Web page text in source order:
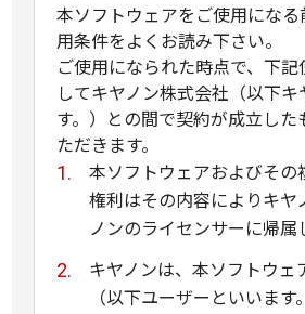
本ソフトウェアをご使用にな
用条件をよくお読み下さい。
ご使用になられた時点で、下
してキヤノン株式会社（以下キ
す。）との間で契約が成立した
ただきます。
本ソフトウェアおよびその
権利はその内容によりキヤ
ノンのライセンサーに帰属
キヤノンは、本ソフトウェ
（以下ユーザーといいま